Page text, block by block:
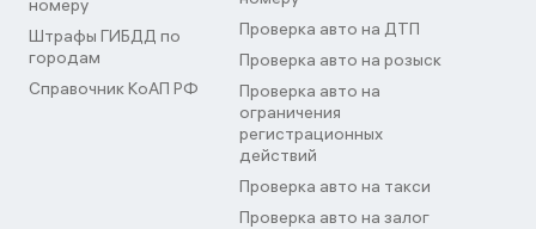
номеру
Штрафы ГИБДД по
городам
Справочник КоАП РФ
Проверка авто на ДТП
Проверка авто на розыск
Проверка авто на
ограничения
регистрационных
действий
Проверка авто на такси
Проверка авто на залог